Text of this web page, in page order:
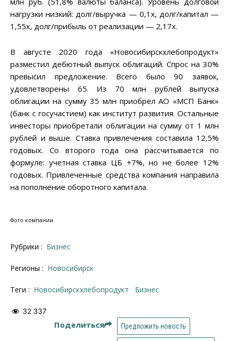
нагрузки низкий: долг/выручка — 0,1х, долг/капитал —
1,55х, долг/прибыль от реализации — 2,17х.
В августе 2020 года «Новосибирскхлебопродукт»
разместил дебютный выпуск облигаций. Спрос на 30%
превысил предложение. Всего было 90 заявок,
удовлетворены 65. Из 70 млн рублей выпуска
облигации на сумму 35 млн приобрел АО «МСП Банк»
(банк с госучастием) как институт развития. Остальные
инвесторы приобретали облигации на сумму от 1 млн
рублей и выше. Ставка привлечения составила 12,5%
годовых. Со второго года она рассчитывается по
формуле: учетная ставка ЦБ +7%, но не более 12%
годовых. Привлеченные средства компания направила
на пополнение оборотного капитала.
Фото компании
Рубрики : Бизнес
Регионы : Новосибирск
Теги : Новосибирскхлебопродукт бизнес
32 337
Поделиться Предложить новость